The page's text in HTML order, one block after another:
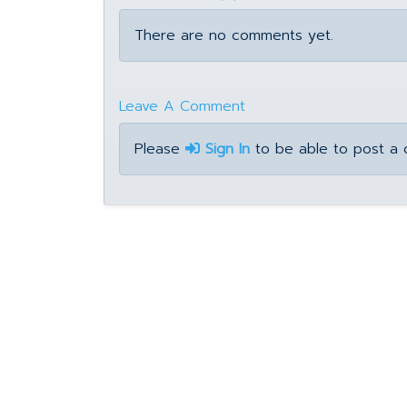
There are no comments yet.
Leave A Comment
Please
Sign In to be able to post a